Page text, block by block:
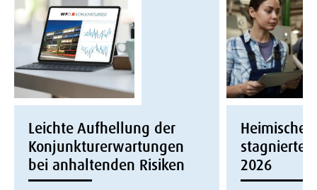
Leichte Aufhellung der
Konjunkturerwartungen
bei anhaltenden Risiken
Heimische
stagnierte
2026